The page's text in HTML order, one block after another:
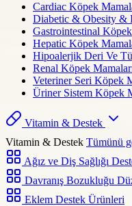
Cardiac Köpek
Diabetic & Obesity &
Gastrointestinal
Hepatic Köpek
Hipoalerjik Deri Ve
Renal Köpek
Veteriner Seri Köpek
Üriner Sistem Köpek
Vitamin & Destek
Vitamin & Destek Tümünü
Ağız ve Diş Sağlığı
Davranış Bozukluğu
Eklem Destek Ürünleri